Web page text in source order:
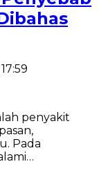
penyakit
Pada